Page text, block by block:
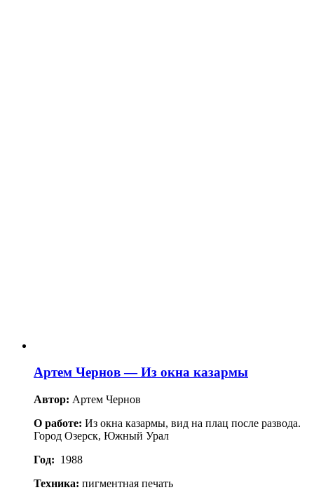
Артем Чернов — Из окна казармы
Автор: Артем Чернов
О работе: Из окна казармы, вид на плац после развода.
Город Озерск, Южный Урал
Год: 1988
Техника: пигментная печать